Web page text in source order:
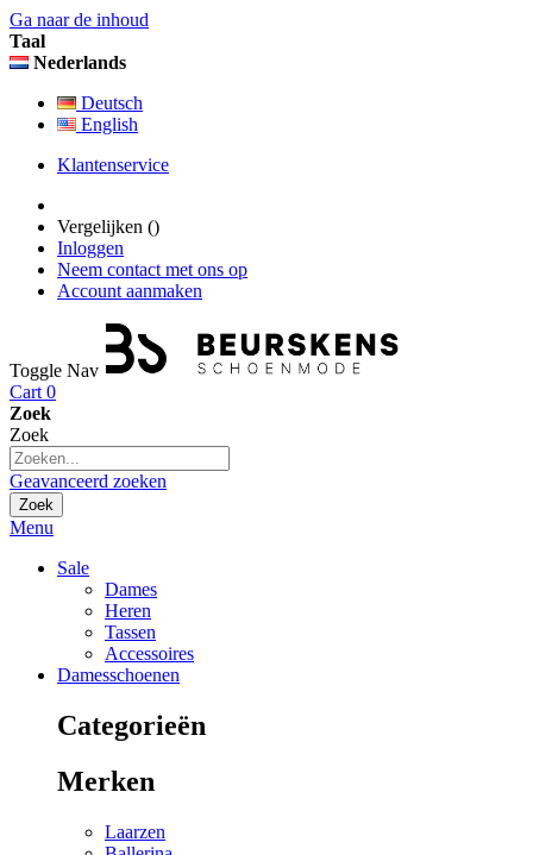
Ga naar de inhoud
Taal
Nederlands
Deutsch
English
Klantenservice
Vergelijken ()
Inloggen
Neem contact met ons op
Account aanmaken
Toggle Nav
Cart 0
Zoek
Zoek
Geavanceerd zoeken
Zoek
Menu
Sale
Dames
Heren
Tassen
Accessoires
Damesschoenen
Categorieën
Merken
Laarzen